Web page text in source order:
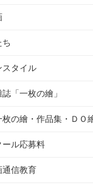
ち
スタイル
「一枚の繪」
枚の繪・作品集・ＤＯ
ール応募料
通信教育